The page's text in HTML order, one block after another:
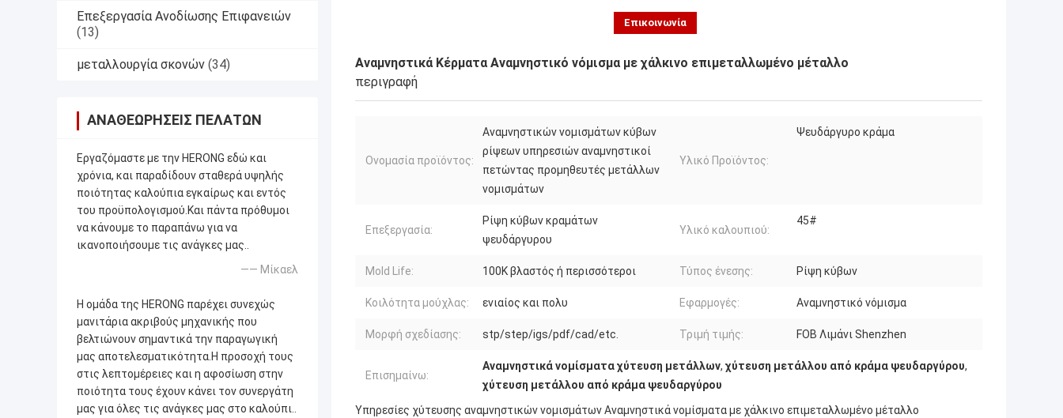
Επεξεργασία Ανοδίωσης Επιφανειών
(13)
μεταλλουργία σκονών (34)
ΑΝΑΘΕΩΡΉΣΕΙΣ ΠΕΛΑΤΏΝ
Εργαζόμαστε με την HERONG εδώ και
χρόνια, και παραδίδουν σταθερά υψηλής
ποιότητας καλούπια εγκαίρως και εντός
του προϋπολογισμού.Και πάντα πρόθυμοι
να κάνουμε το παραπάνω για να
ικανοποιήσουμε τις ανάγκες μας..
—— Μίκαελ
Η ομάδα της HERONG παρέχει συνεχώς
μανιτάρια ακριβούς μηχανικής που
βελτιώνουν σημαντικά την παραγωγική
μας αποτελεσματικότητα.Η προσοχή τους
στις λεπτομέρειες και η αφοσίωση στην
ποιότητα τους έχουν κάνει τον συνεργάτη
μας για όλες τις ανάγκες μας στο καλούπι..
Επικοινωνία
Αναμνηστικά Κέρματα Αναμνηστικό νόμισμα με χάλκινο επιμεταλλωμένο μέταλλο
περιγραφή
Ονομασία προϊόντος:
Αναμνηστικών νομισμάτων κύβων
ρίψεων υπηρεσιών αναμνηστικοί
πετώντας προμηθευτές μετάλλων
νομισμάτων
Υλικό Προϊόντος:
Ψευδάργυρο κράμα
Επεξεργασία:
Ρίψη κύβων κραμάτων
ψευδάργυρου
Υλικό καλουπιού:
45#
Mold Life: 100K βλαστός ή περισσότεροι Τύπος ένεσης: Ρίψη κύβων
Κοιλότητα μούχλας: ενιαίος και πολυ Εφαρμογές: Αναμνηστικό νόμισμα
Μορφή σχεδίασης: stp/step/igs/pdf/cad/etc. Τριμή τιμής: FOB Λιμάνι Shenzhen
Επισημαίνω:
Αναμνηστικά νομίσματα χύτευση μετάλλων, χύτευση μετάλλου από κράμα ψευδαργύρου,
χύτευση μετάλλου από κράμα ψευδαργύρου
Υπηρεσίες χύτευσης αναμνηστικών νομισμάτων Αναμνηστικά νομίσματα με χάλκινο επιμεταλλωμένο μέταλλο